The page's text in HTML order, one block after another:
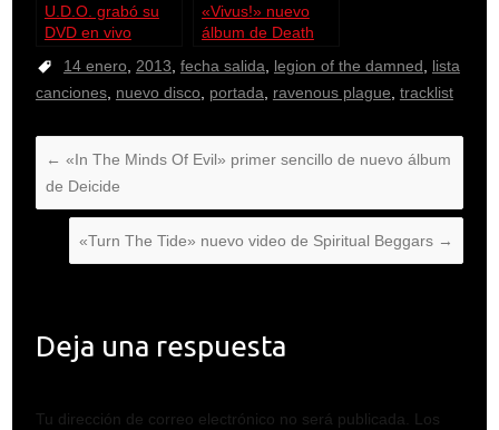
U.D.O. grabó su
DVD en vivo
«Vivus!» nuevo
álbum de Death
14 enero 2013 fecha salida legion of the damned
lista
canciones, nuevo disco portada ravenous plague tracklist
← «In The Minds Of Evil» primer sencillo de nuevo álbum
de Deicide
«Turn The Tide» nuevo video de Spiritual Beggars →
Deja una respuesta
Tu dirección de correo electrónico no será publicada.
Los